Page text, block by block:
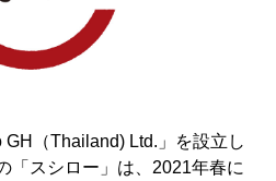
（Thailand) Ltd.」を設立し
「スシロー」は、2021年春に